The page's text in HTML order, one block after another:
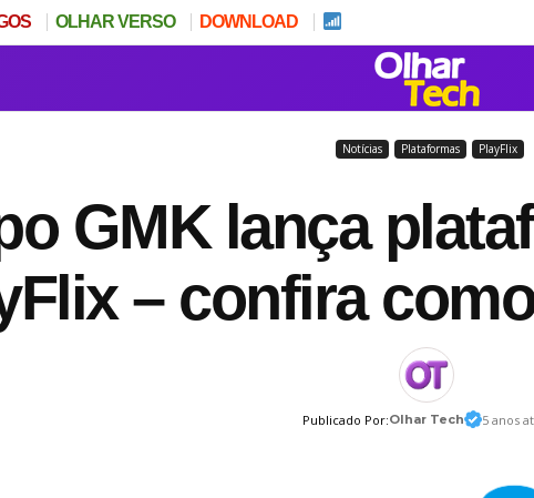
Notícias Plataformas PlayFlix
GMK lança
– confira
Publicado Por:Olhar Tech 5 anos
OLHAR VERSO DOWNLOAD